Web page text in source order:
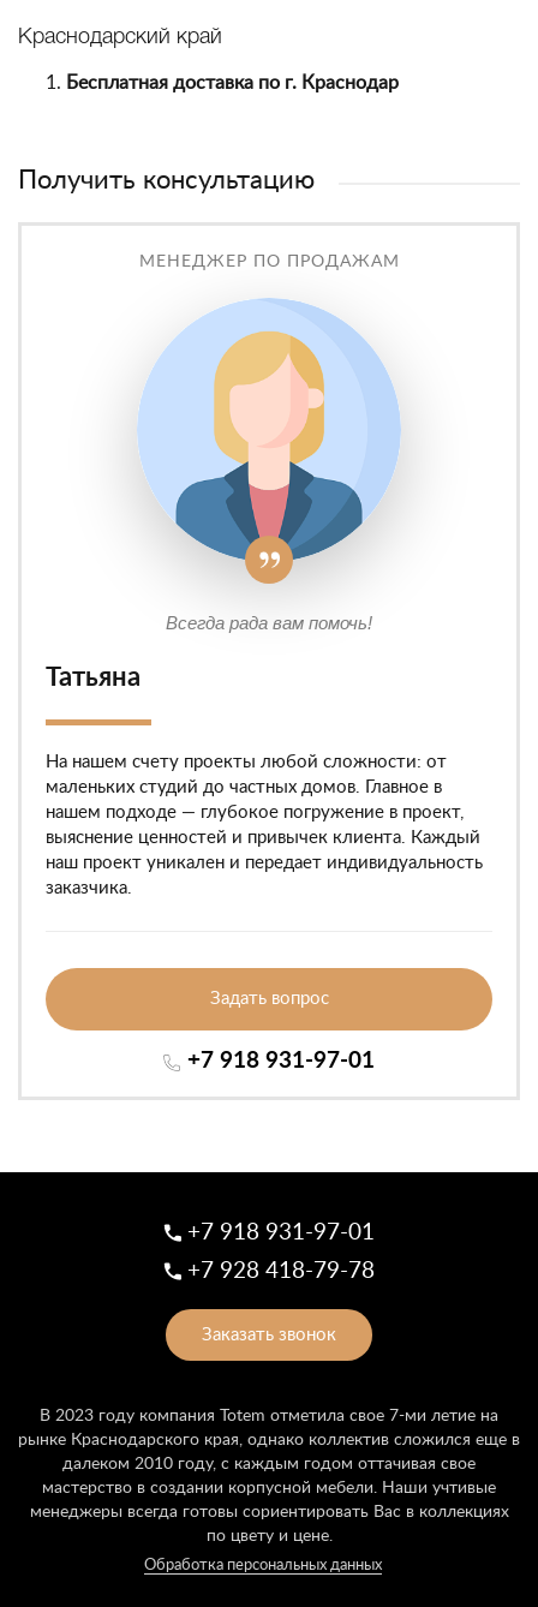
Краснодарский край
Бесплатная доставка по г. Краснодар
Получить консультацию
МЕНЕДЖЕР ПО ПРОДАЖАМ
Всегда рада вам помочь!
Татьяна
На нашем счету проекты любой сложности: от
маленьких студий до частных домов. Главное в
нашем подходе — глубокое погружение в проект,
выяснение ценностей и привычек клиента. Каждый
наш проект уникален и передает индивидуальность
заказчика.
Задать вопрос
+7 918 931-97-01
+7 918 931-97-01
+7 928 418-79-78
Заказать звонок
В 2023 году компания Totem отметила свое 7-ми летие на
рынке Краснодарского края, однако коллектив сложился еще в
далеком 2010 году, с каждым годом оттачивая свое
мастерство в создании корпусной мебели. Наши учтивые
менеджеры всегда готовы сориентировать Вас в коллекциях
по цвету и цене.
Обработка персональных данных